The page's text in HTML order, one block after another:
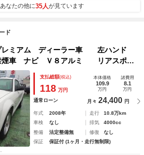
なたの他に35人が見ています
ド
ミアム ディーラー車 左ハンド
車 ナビ Ｖ８アルミ リアスポイ
支払総額(税込)
118 万円
本体価格
109.9
万円
諸費用
8.1
万円
通常ローン 月々 24,400 円
年式 2008年 走行
10.8万km
車検
なし 排気
4000cc
整備
法定整備無 修復
なし
保証
保証付 (1ヶ月・走行無制限)